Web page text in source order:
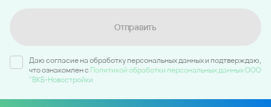
Отправить
Даю согласие на обработку персональных данных и подтверждаю,
что ознакомлен c Политикой обработки персональных данных ООО
"ВКБ-Новостройки